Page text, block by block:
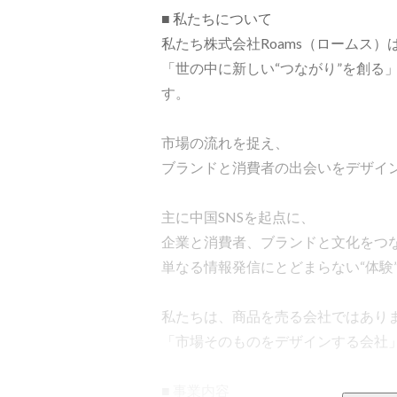
■ 私たちについて
私たち株式会社Roams（ロームス）
「世の中に新しい“つながり”を創
す。
市場の流れを捉え、
ブランドと消費者の出会いをデザイ
主に中国SNSを起点に、
企業と消費者、ブランドと文化をつ
単なる情報発信にとどまらない“体
私たちは、商品を売る会社ではあり
「市場そのものをデザインする会社